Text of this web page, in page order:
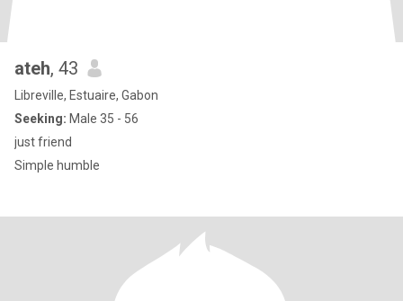
ateh, 43
Libreville, Estuaire, Gabon
Seeking: Male 35 - 56
just friend
Simple humble